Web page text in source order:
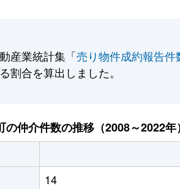
産業統計集「売り物件成約報告件
割合を算出しました。
の仲介件数の推移（2008～2022年）
14